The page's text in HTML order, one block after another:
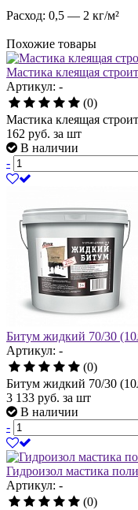
Расход: 0,5 — 2 кг/м²
Похожие товары
Мастика клеящая
Артикул: -
(0)
Мастика клеящая
162 руб. за шт
В наличии
-
Битум жидкий 70/30
Артикул: -
(0)
Битум жидкий 70/30
3 133 руб. за шт
В наличии
-
Гидроизол мастика
Артикул: -
(0)